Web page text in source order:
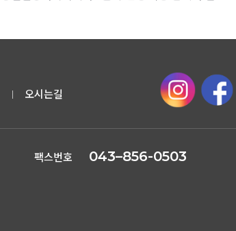
｜ 오시는길
팩스번호 043–856-0503